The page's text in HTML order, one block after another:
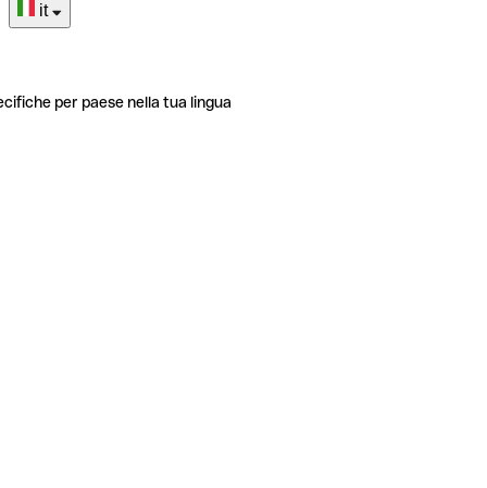
it
per paese nella tua lingua